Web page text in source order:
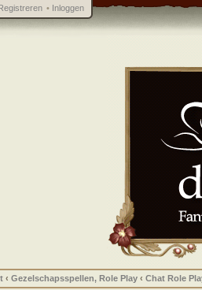
• Inloggen
‹ Gezelschapsspellen, Role Play ‹ Chat Role